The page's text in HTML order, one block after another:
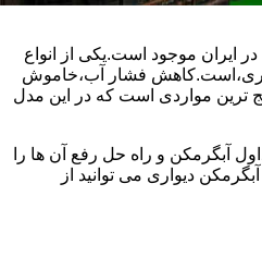
در ایران موجود است.یکی از انواع
فشار آب،خاموش
ترین مواردی است که در این مدل
آبگرمکن و راه حل رفع آن ها را
دیواری می توانید از